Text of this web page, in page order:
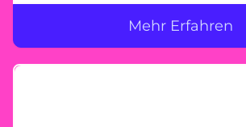
begehbare Schranklösungen
Mehr Erfahren